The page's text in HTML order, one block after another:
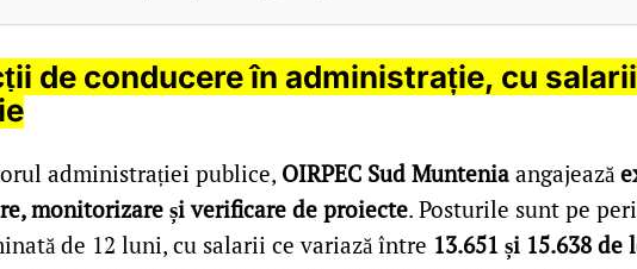
de conducere în administrație, cu
administrației publice, OIRPEC Sud Muntenia angajează
monitorizare și verificare de proiecte. Posturile sunt pe
de 12 luni, cu salarii ce variază între 13.651 și 15.638